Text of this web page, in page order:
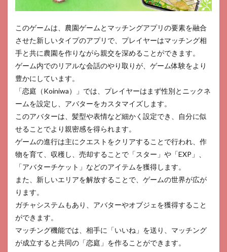
マフ
5
ファ
ミリ
ーフ
ァー
冒険
未来
家系
図つ
me
Rise
of
Kingdoms
～万国覚
醒～
8
ンマ
このゲームは、農園ゲームとマッチングアプリの要素を融合
させた新しいタイプのアプリで、プレイヤーはマッチング相
手と共に農園を作りながら親交を深めることができます。
ゲーム内でのリアルな会話のやり取りが、ゲーム体験をより
豊かにしています。
「恋庭（Koiniwa）」では、プレイヤーはまず性別とニックネ
ームを設定し、アバターをカスタマイズします。
このアバターは、髪型や表情など細かく設定でき、自分に似
せることでより親密感を得られます。
ゲームの進行は主にクエストをクリアすることで行われ、作
物を育て、収穫し、売却することで「スター」や「EXP」、
「アバターチケット」などのアイテムを獲得します。
また、新しいエリアを解放することで、ゲームの世界が広が
ります。
ガチャシステムもあり、アバターやオブジェを獲得すること
ができます。
マッチング機能では、相手に「いいね」を送り、マッチング
が成立すると共同の「恋庭」を作ることができます。